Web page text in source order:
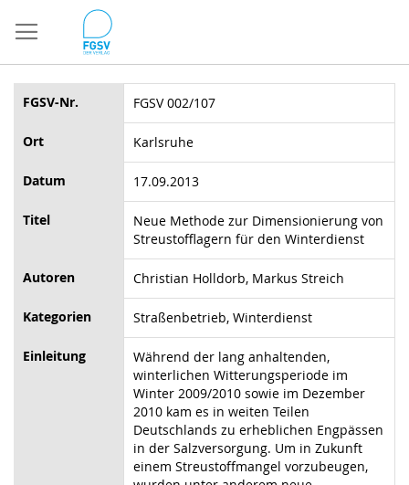
zum
Inhalt
FGSV-Nr. FGSV 002/107
Ort Karlsruhe
Datum 17.09.2013
Titel
Neue Methode zur Dimensionierung von
Streustofflagern für den Winterdienst
Autoren Christian Holldorb, Markus Streich
Kategorien Straßenbetrieb, Winterdienst
Einleitung
Während der lang anhaltenden,
winterlichen Witterungsperiode im
Winter 2009/2010 sowie im Dezember
2010 kam es in weiten Teilen
Deutschlands zu erheblichen Engpässen
in der Salzversorgung. Um in Zukunft
einem Streustoffmangel vorzubeugen,